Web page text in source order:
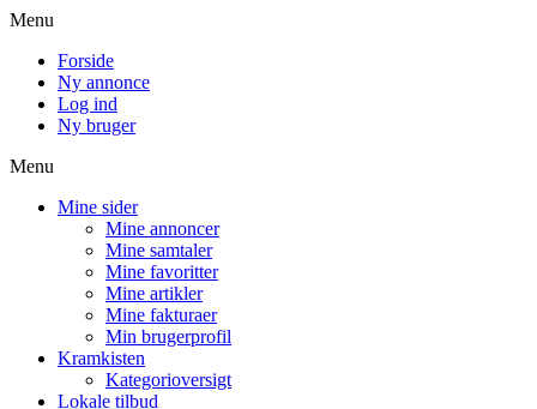
Menu
Forside
Ny annonce
Log ind
Ny bruger
Menu
Mine sider
Mine annoncer
Mine samtaler
Mine favoritter
Mine artikler
Mine fakturaer
Min brugerprofil
Kramkisten
Kategorioversigt
Lokale tilbud